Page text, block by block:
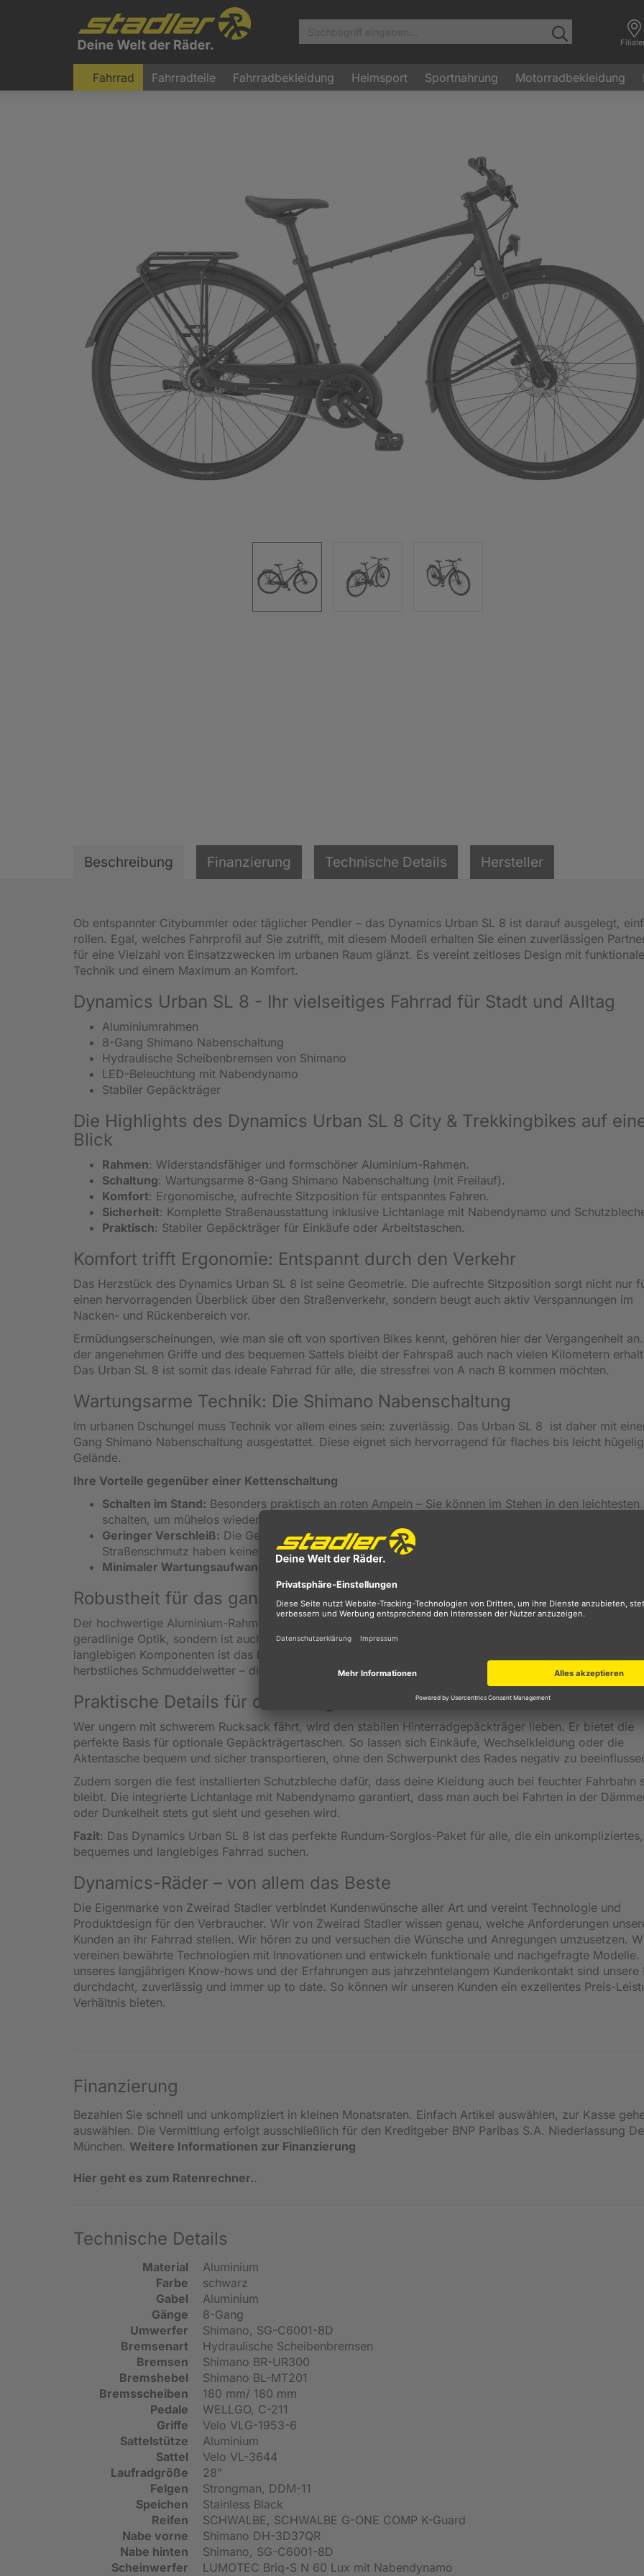
Fahrrad Fahrradteile Fahrradbekleidung Heimsport Sportnahrung Motorradbekleidung
Beschreibung Finanzierung Technische Details Hersteller
Ob entspannter Citybummler oder täglicher Pendler – das Dynamics Urban SL 8 ist darauf ausgelegt,
rollen. Egal, welches Fahrprofil auf Sie zutrifft, mit diesem Modell erhalten Sie einen zuverlässigen
für eine Vielzahl von Einsatzzwecken im urbanen Raum glänzt. Es vereint zeitloses Design mit
Technik und einem Maximum an Komfort.
Dynamics Urban SL 8 - Ihr vielseitiges Fahrrad für Stadt und Alltag
Aluminiumrahmen
8-Gang Shimano Nabenschaltung
Hydraulische Scheibenbremsen von Shimano
LED-Beleuchtung mit Nabendynamo
Stabiler Gepäckträger
Die Highlights des Dynamics Urban SL 8 City & Trekkingbikes auf
Blick
Rahmen: Widerstandsfähiger und formschöner Aluminium-Rahmen.
Schaltung: Wartungsarme 8-Gang Shimano Nabenschaltung (mit Freilauf).
Komfort: Ergonomische, aufrechte Sitzposition für entspanntes Fahren.
Sicherheit: Komplette Straßenausstattung inklusive Lichtanlage mit Nabendynamo und
Praktisch: Stabiler Gepäckträger für Einkäufe oder Arbeitstaschen.
Komfort trifft Ergonomie: Entspannt durch den Verkehr
Das Herzstück des Dynamics Urban SL 8 ist seine Geometrie. Die aufrechte Sitzposition sorgt nicht nur
einen hervorragenden Überblick über den Straßenverkehr, sondern beugt auch aktiv Verspannungen im
Nacken- und Rückenbereich vor.
Ermüdungserscheinungen, wie man sie oft von sportiven Bikes kennt, gehören hier der Vergangenheit
der angenehmen Griffe und des bequemen Sattels bleibt der Fahrspaß auch nach vielen Kilometern
Das Urban SL 8 ist somit das ideale Fahrrad für alle, die stressfrei von A nach B kommen möchten.
Wartungsarme Technik: Die Shimano Nabenschaltung
Im urbanen Dschungel muss Technik vor allem eines sein: zuverlässig. Das Urban SL 8 ist daher mit
Gang Shimano Nabenschaltung ausgestattet. Diese eignet sich hervorragend für flaches bis leicht
Gelände.
Ihre Vorteile gegenüber einer Kettenschaltung
Schalten im Stand: Besonders praktisch an roten Ampeln – Sie können im Stehen in den leichtesten
schalten, um mühelos wieder anzufahren.
Geringer Verschleiß: Die Getriebetechnik liegt geschützt im Inneren der Hinterradnabe. Dreck,
Straßenschmutz haben keine Chance.
Minimaler Wartungsaufwand:
Das spart Ihnen auf lange Sicht sowohl Zeit als auch Werkstattkosten.
Robustheit für das ganze Jahr
Der hochwertige Aluminium-Rahmen des Dynamics Urban SL 8 besticht nicht nur durch seine moderne
geradlinige Optik, sondern ist auch widerstandsfähig gegenüber äußeren Einflüssen. In Kombination mit
langlebigen Komponenten ist das Rad für den Ganzjahreseinsatz gerüstet. Ob strahlender Sonnenschein
herbstliches Schmuddelwetter – dieses Bike lässt dich nicht im Stich.
Praktische Details für den Alltag
Wer ungern mit schwerem Rucksack fährt, wird den stabilen Hinterradgepäckträger lieben. Er bietet die
perfekte Basis für optionale Gepäckträgertaschen. So lassen sich Einkäufe, Wechselkleidung oder die
Aktentasche bequem und sicher transportieren, ohne den Schwerpunkt des Rades negativ zu
Zudem sorgen die fest installierten Schutzbleche dafür, dass deine Kleidung auch bei feuchter Fahrbahn
bleibt. Die integrierte Lichtanlage mit Nabendynamo garantiert, dass man auch bei Fahrten in der
oder Dunkelheit stets gut sieht und gesehen wird.
Fazit: Das Dynamics Urban SL 8 ist das perfekte Rundum-Sorglos-Paket für alle, die ein unkompliziertes,
bequemes und langlebiges Fahrrad suchen.
Dynamics-Räder – von allem das Beste
Die Eigenmarke von Zweirad Stadler verbindet Kundenwünsche aller Art und vereint Technologie und
Produktdesign für den Verbraucher. Wir von Zweirad Stadler wissen genau, welche Anforderungen
Kunden an ihr Fahrrad stellen. Wir hören zu und versuchen die Wünsche und Anregungen umzusetzen.
vereinen bewährte Technologien mit Innovationen und entwickeln funktionale und nachgefragte Modelle.
unseres langjährigen Know-hows und der Erfahrungen aus jahrzehntelangem Kundenkontakt sind unsere
durchdacht, zuverlässig und immer up to date. So können wir unseren Kunden ein exzellentes Preis-
Verhältnis bieten.
Finanzierung
Bezahlen Sie schnell und unkompliziert in kleinen Monatsraten. Einfach Artikel auswählen, zur Kasse
auswählen. Die Vermittlung erfolgt ausschließlich für den Kreditgeber BNP Paribas S.A. Niederlassung
München. Weitere Informationen zur Finanzierung
Hier geht es zum Ratenrechner..
Technische Details
Material
Aluminium
Farbe
schwarz
Gabel
Aluminium
Gänge
8-Gang
Umwerfer
Shimano, SG-C6001-8D
Bremsenart
Hydraulische Scheibenbremsen
Bremsen
Shimano BR-UR300
Bremshebel
Shimano BL-MT201
Bremsscheiben
180 mm/ 180 mm
Pedale
WELLGO, C-211
Griffe
Velo VLG-1953-6
Sattelstütze
Aluminium
Sattel
Velo VL-3644
Laufradgröße
28"
Felgen
Strongman, DDM-11
Speichen
Stainless Black
Reifen
SCHWALBE, SCHWALBE G-ONE COMP K-Guard
Nabe vorne
Shimano DH-3D37QR
Nabe hinten
Shimano, SG-C6001-8D
Scheinwerfer
LUMOTEC Briq-S N 60 Lux mit Nabendynamo